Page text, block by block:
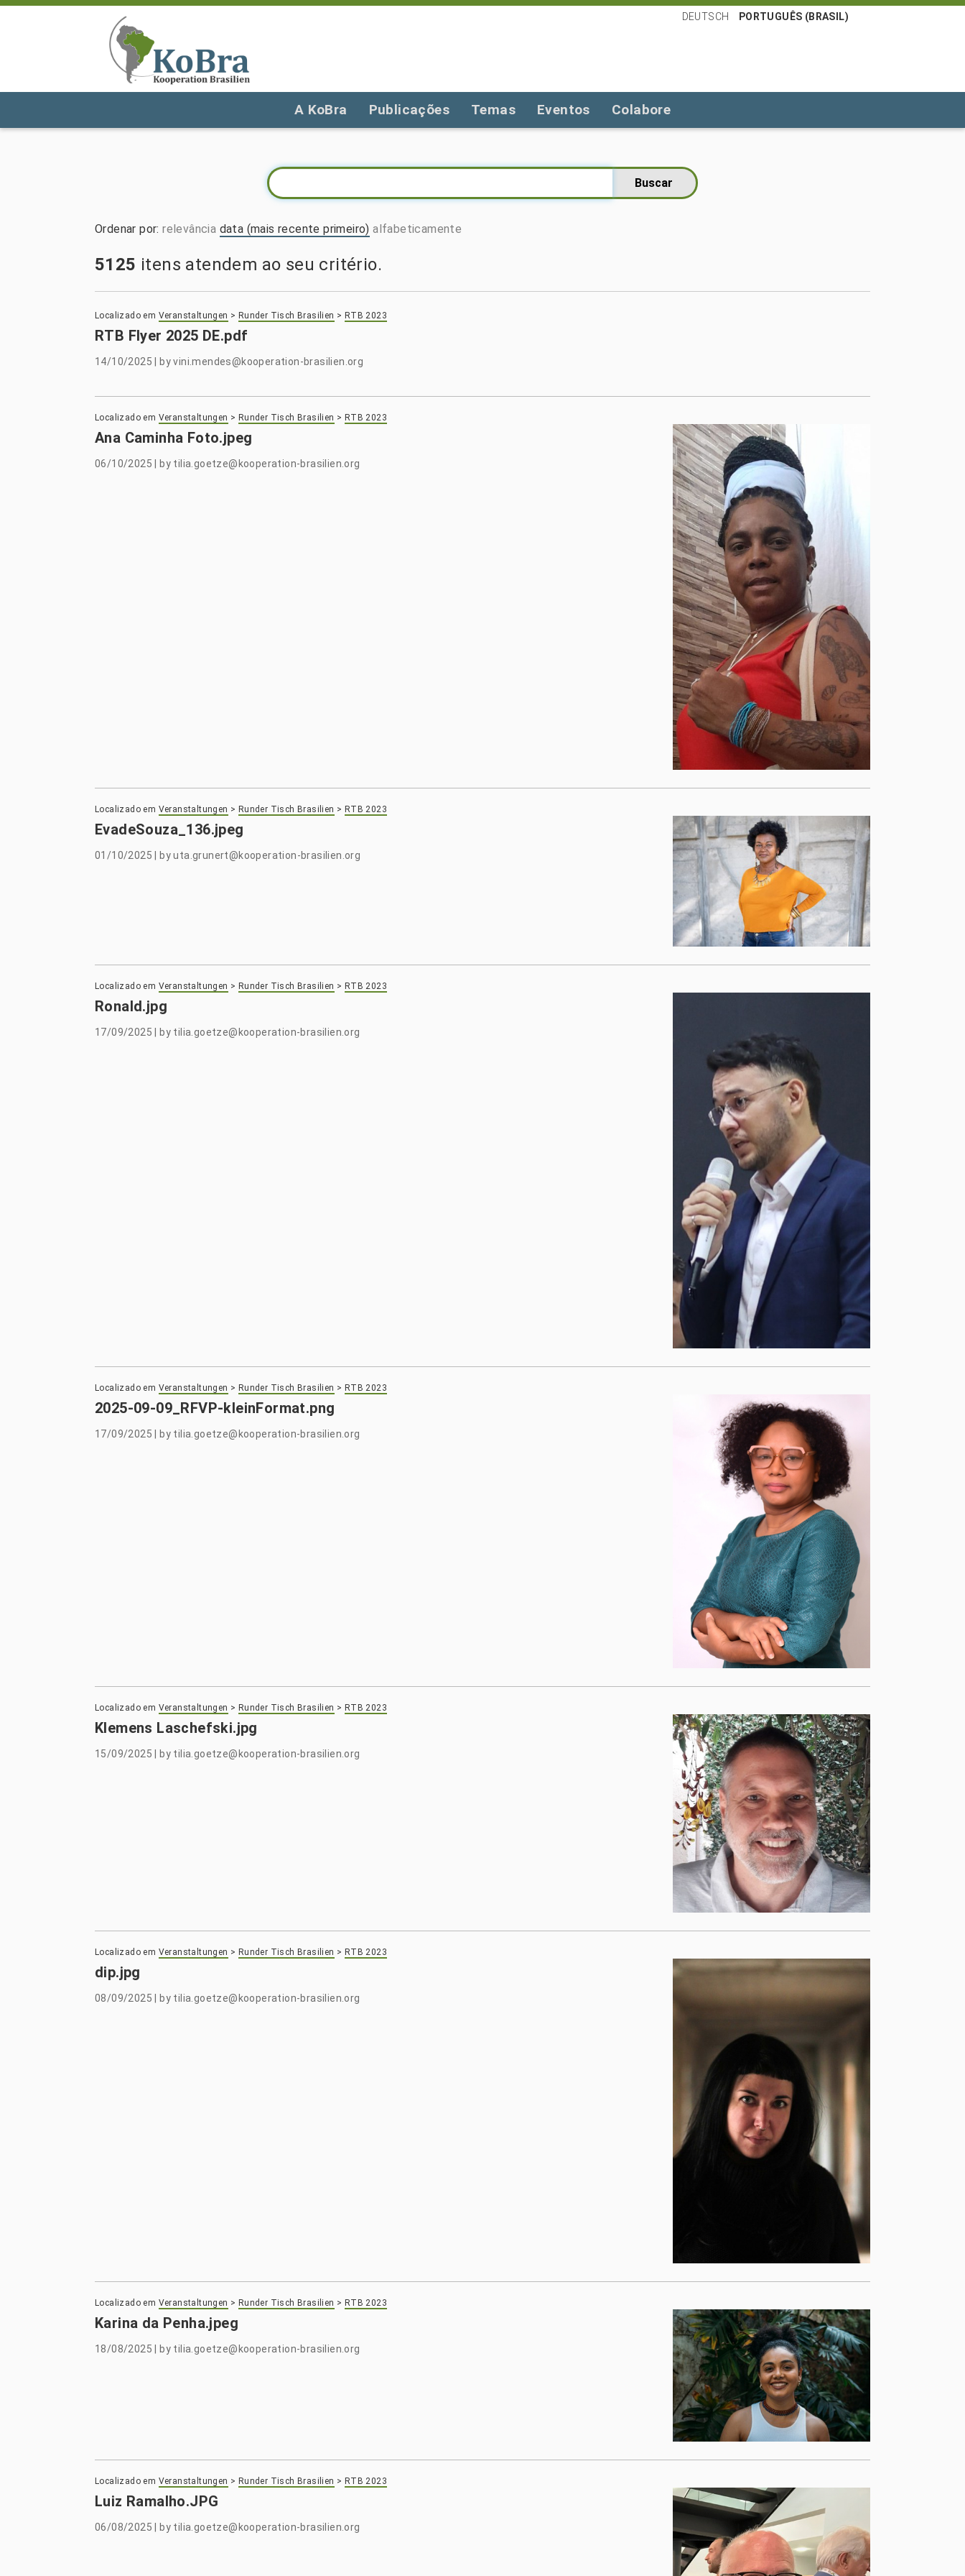
DEUTSCH PORTUGUÊS (BRASIL)
A KoBra Publicações Temas Eventos Colabore
Ordenar por:relevância data (mais recente primeiro) alfabeticamente
5125 itens atendem ao seu critério.
Localizado em Veranstaltungen > Runder Tisch Brasilien > RTB 2023
RTB Flyer 2025 DE.pdf
14/10/2025 byvini.mendes@kooperation-brasilien.org
Localizado em Veranstaltungen > Runder Tisch Brasilien > RTB 2023
Ana Caminha Foto.jpeg
06/10/2025 by tilia.goetze@kooperation-brasilien.org
Localizado em Veranstaltungen > Runder Tisch Brasilien > RTB 2023
EvadeSouza_136.jpeg
01/10/2025|byuta.grunert@kooperation-brasilien.org
Localizado em Veranstaltungen > Runder Tisch Brasilien > RTB 2023
Ronald.jpg
17/09/2025 by tilia.goetze@kooperation-brasilien.org
Localizado em Veranstaltungen > Runder Tisch Brasilien > RTB 2023
2025-09-09_RFVP-kleinFormat.png
17/09/2025 by tilia.goetze@kooperation-brasilien.org
Localizado em Veranstaltungen > Runder Tisch Brasilien > RTB 2023
Klemens Laschefski.jpg
15/09/2025 by tilia.goetze@kooperation-brasilien.org
Localizado em Veranstaltungen > Runder Tisch Brasilien > RTB 2023
dip.jpg
08/09/2025 by tilia.goetze@kooperation-brasilien.org
Localizado em Veranstaltungen > Runder Tisch Brasilien > RTB 2023
Karina da Penha.jpeg
18/08/2025 by tilia.goetze@kooperation-brasilien.org
Localizado em Veranstaltungen > Runder Tisch Brasilien > RTB 2023
Luiz Ramalho.JPG
06/08/2025 by tilia.goetze@kooperation-brasilien.org